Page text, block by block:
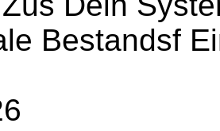
Bestandsf